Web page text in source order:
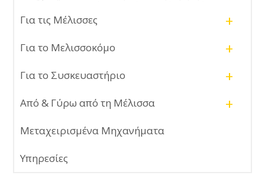
Για τις Μέλισσες +
Για το Μελισσοκόμο +
Για το Συσκευαστήριο +
Από & Γύρω από τη Μέλισσα +
Μεταχειρισμένα Μηχανήματα
Υπηρεσίες